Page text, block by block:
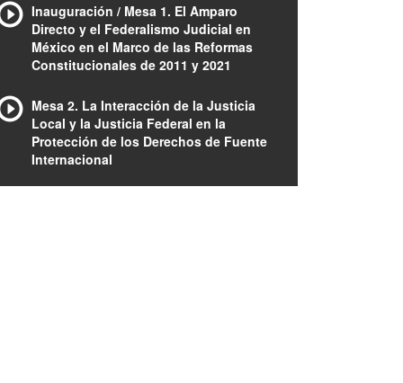
Inauguración / Mesa 1. El Amparo
Directo y el Federalismo Judicial en
México en el Marco de las Reformas
Constitucionales de 2011 y 2021
Mesa 2. La Interacción de la Justicia
Local y la Justicia Federal en la
Protección de los Derechos de Fuente
Internacional